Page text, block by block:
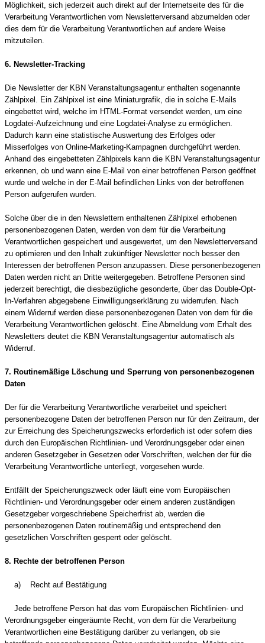
Möglichkeit, sich jederzeit auch direkt auf der Internetseite des für die
Verarbeitung Verantwortlichen vom Newsletterversand abzumelden oder
dies dem für die Verarbeitung Verantwortlichen auf andere Weise
mitzuteilen.
6. Newsletter-Tracking
Die Newsletter der KBN Veranstaltungsagentur enthalten sogenannte
Zählpixel. Ein Zählpixel ist eine Miniaturgrafik, die in solche E-Mails
eingebettet wird, welche im HTML-Format versendet werden, um eine
Logdatei-Aufzeichnung und eine Logdatei-Analyse zu ermöglichen.
Dadurch kann eine statistische Auswertung des Erfolges oder
Misserfolges von Online-Marketing-Kampagnen durchgeführt werden.
Anhand des eingebetteten Zählpixels kann die KBN Veranstaltungsagentur
erkennen, ob und wann eine E-Mail von einer betroffenen Person geöffnet
wurde und welche in der E-Mail befindlichen Links von der betroffenen
Person aufgerufen wurden.
Solche über die in den Newslettern enthaltenen Zählpixel erhobenen
personenbezogenen Daten, werden von dem für die Verarbeitung
Verantwortlichen gespeichert und ausgewertet, um den Newsletterversand
zu optimieren und den Inhalt zukünftiger Newsletter noch besser den
Interessen der betroffenen Person anzupassen. Diese personenbezogenen
Daten werden nicht an Dritte weitergegeben. Betroffene Personen sind
jederzeit berechtigt, die diesbezügliche gesonderte, über das Double-Opt-
In-Verfahren abgegebene Einwilligungserklärung zu widerrufen. Nach
einem Widerruf werden diese personenbezogenen Daten von dem für die
Verarbeitung Verantwortlichen gelöscht. Eine Abmeldung vom Erhalt des
Newsletters deutet die KBN Veranstaltungsagentur automatisch als
Widerruf.
7. Routinemäßige Löschung und Sperrung von personenbezogenen
Daten
Der für die Verarbeitung Verantwortliche verarbeitet und speichert
personenbezogene Daten der betroffenen Person nur für den Zeitraum, der
zur Erreichung des Speicherungszwecks erforderlich ist oder sofern dies
durch den Europäischen Richtlinien- und Verordnungsgeber oder einen
anderen Gesetzgeber in Gesetzen oder Vorschriften, welchen der für die
Verarbeitung Verantwortliche unterliegt, vorgesehen wurde.
Entfällt der Speicherungszweck oder läuft eine vom Europäischen
Richtlinien- und Verordnungsgeber oder einem anderen zuständigen
Gesetzgeber vorgeschriebene Speicherfrist ab, werden die
personenbezogenen Daten routinemäßig und entsprechend den
gesetzlichen Vorschriften gesperrt oder gelöscht.
8. Rechte der betroffenen Person
a) Recht auf Bestätigung
Jede betroffene Person hat das vom Europäischen Richtlinien- und
Verordnungsgeber eingeräumte Recht, von dem für die Verarbeitung
Verantwortlichen eine Bestätigung darüber zu verlangen, ob sie